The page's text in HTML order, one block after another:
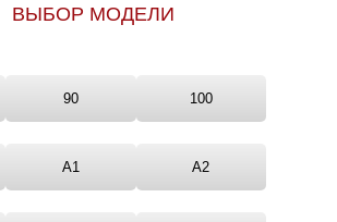
ВЫБОР МОДЕЛИ
90 100
A1 A2